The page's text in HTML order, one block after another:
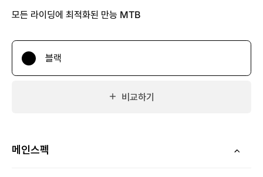
모든 라이딩에 최적화된 만능 MTB
블랙
비교하기
메인스펙